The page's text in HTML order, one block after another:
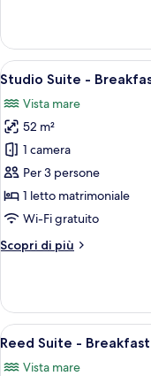
montagna
Standard
con
2
singoli,
vista
montagna
Apri
tutte
le
foto
per
Studio
Suite
-
Breakfast
for
Pool
access
for
4
Studio Suite -
Vista mare
52 m²
1 camera
Per 3 persone
1 letto matrimoniale
Wi-Fi gratuito
Scopri di più
Altri
Suite
Breakfast
2
Apri
tutte
4
Reed Suite -
Vista mare